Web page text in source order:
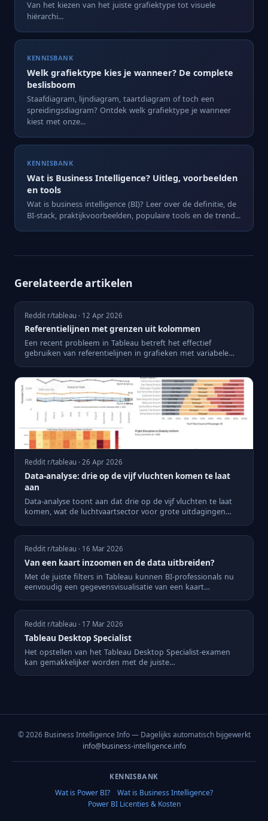
Van het kiezen van het juiste grafiektype tot visuele
hiërarchi...
KENNISBANK
Welk grafiektype kies je wanneer? De complete
beslisboom
Staafdiagram, lijndiagram, taartdiagram of toch een
spreidingsdiagram? Ontdek welk grafiektype je wanneer
kiest met onze...
KENNISBANK
Wat is Business Intelligence? Uitleg, voorbeelden
en tools
Wat is business intelligence (BI)? Leer over de definitie, de
BI-stack, praktijkvoorbeelden, populaire tools en de trend...
Gerelateerde artikelen
Reddit r/tableau · 12 Apr 2026
Referentielijnen met grenzen uit kolommen
Een recent probleem in Tableau betreft het effectief
gebruiken van referentielijnen in grafieken met variabele
Reddit r/tableau · 26 Apr 2026
Data-analyse: drie op de vijf vluchten komen te laat
aan
Data-analyse toont aan dat drie op de vijf vluchten te laat
komen, wat de luchtvaartsector voor grote uitdagingen
Reddit r/tableau · 16 Mar 2026
Van een kaart inzoomen en de data uitbreiden?
Met de juiste filters in Tableau kunnen BI-professionals nu
eenvoudig een gegevensvisualisatie van een kaart
Reddit r/tableau · 17 Mar 2026
Tableau Desktop Specialist
Het opstellen van het Tableau Desktop Specialist-examen
kan gemakkelijker worden met de juiste
© 2026 Business Intelligence Info — Dagelijks automatisch bijgewerkt
info@business-intelligence.info
KENNISBANK
Wat is Power BI?
Wat is Business Intelligence?
Power BI Licenties & Kosten